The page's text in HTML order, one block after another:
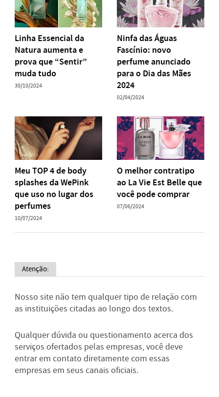
Linha Essencial da
Natura aumenta e
prova que “Sentir”
muda tudo
30/10/2024
Ninfa das Águas
Fascínio: novo
perfume anunciado
para o Dia das Mães
2024
02/04/2024
Meu TOP 4 de body
splashes da WePink
que uso no lugar dos
perfumes
10/07/2024
O melhor contratipo
ao La Vie Est Belle que
você pode comprar
07/06/2024
Atenção:
Nosso site não tem qualquer tipo de relação com
as instituições citadas ao longo dos textos.
Qualquer dúvida ou questionamento acerca dos
serviços ofertados pelas empresas, você deve
entrar em contato diretamente com essas
empresas em seus canais oficiais.